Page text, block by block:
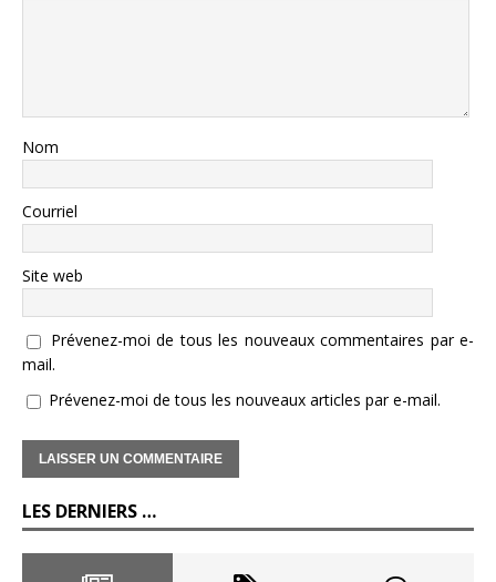
Nom
Courriel
Site web
Prévenez-moi de tous les nouveaux commentaires par e-
mail.
Prévenez-moi de tous les nouveaux articles par e-mail.
LES DERNIERS …